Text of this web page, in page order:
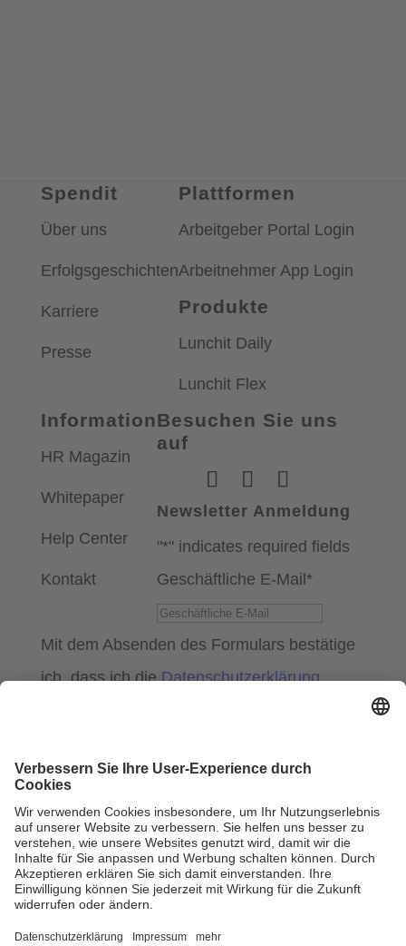
Spendit
Über uns
Erfolgsgeschichten
Karriere
Presse
Plattformen
Arbeitgeber Portal Login
Arbeitnehmer App Login
Produkte
Lunchit Daily
Lunchit Flex
Information
HR Magazin
Whitepaper
Help Center
Kontakt
Besuchen Sie uns
auf
Newsletter Anmeldung
"*" indicates required fields
Geschäftliche E-Mail *
Mit dem Absenden des Formulars bestätige
ich, dass ich dieDatenschutzerklärung
SPENDIT AG zum Zweck des Newsletter-
Versands verarbeitet werden.
Newsletter abonnieren
Kooperationspartner
Datenschutz
Impressum